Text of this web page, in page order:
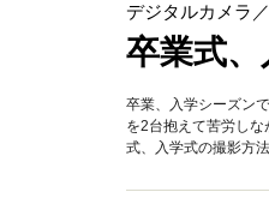
デジタルカメラ
卒業式
卒業、入学シーズン
を2台抱えて苦労し
式、入学式の撮影方